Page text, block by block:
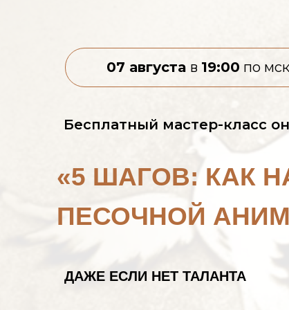
Бесплатный мастер-класс
«5 ШАГОВ: КАК
ПЕСОЧНОЙ
ДАЖЕ ЕСЛИ НЕТ ТАЛАНТА
07 августа в 19:00 по мск